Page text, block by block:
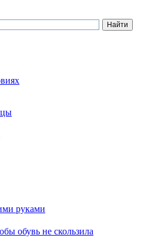
руками
обувь не скользила